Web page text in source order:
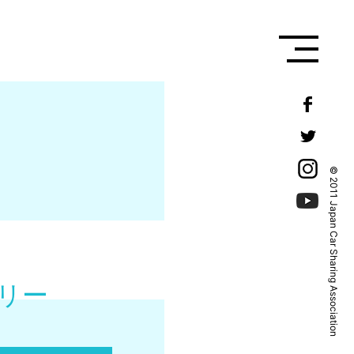
© 2011 Japan Car Sharing Association
ー